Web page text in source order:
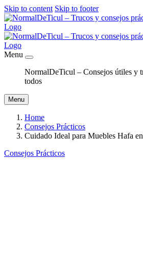
Skip to content Skip to footer
Menu
NormalDeTicul – Consejos útiles y
todos
Menu
Home
Consejos Prácticos
Cuidado Ideal para Muebles Hafa
Consejos Prácticos